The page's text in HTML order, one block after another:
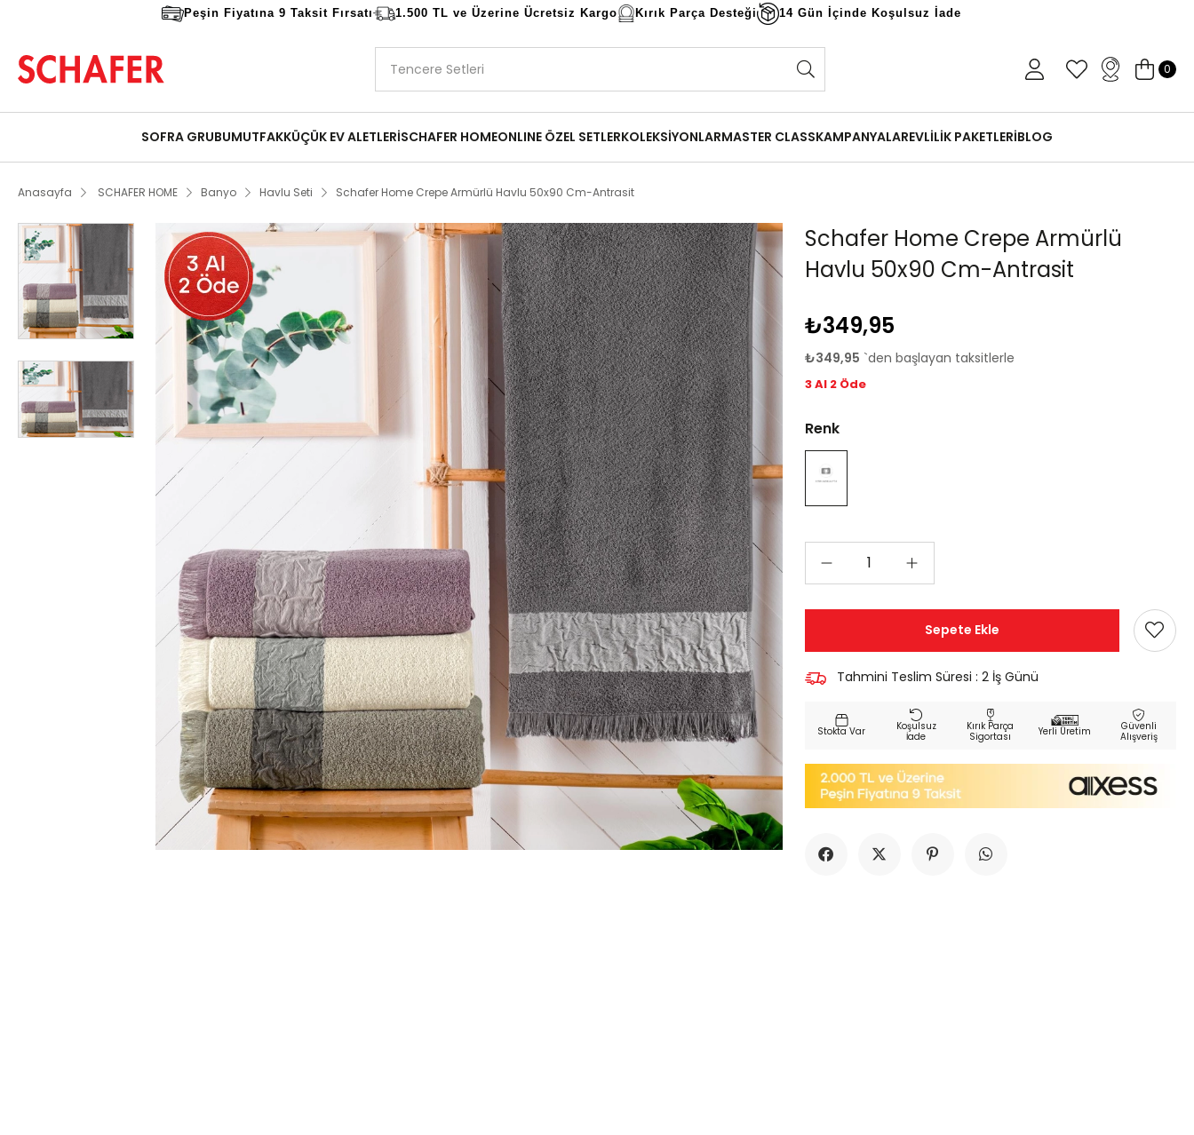
Peşin Fiyatına 9 Taksit Fırsatı 1.500 TL ve Üzerine Ücretsiz Kargo Kırık Parça Desteği 14 Gün İçinde Koşulsuz İade
0
SOFRA GRUBUMUTFAKKÜÇÜK EV ALETLERİSCHAFER HOMEONLINE ÖZEL SETLERKOLEKSİYONLARMASTER CLASSKAMPANYALAREVLİLİK PAKETLERİBLOG
Anasayfa SCHAFER HOME Banyo Havlu Seti Schafer Home Crepe Armürlü Havlu 50x90 Cm-Antrasit
Schafer Home Crepe Armürlü
Havlu 50x90 Cm-Antrasit
₺349,95
₺349,95 `den başlayan taksitlerle
3 Al 2 Öde
Renk
Tahmini Teslim Süresi : 2 İş Günü
Koşulsuz
İade
Kırık Parça
Sigortası
Yerli Üretim
Güvenli
Alışveriş